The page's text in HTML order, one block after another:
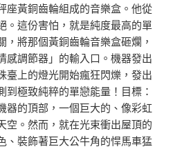
座黃銅齒輪組成的音樂盒。他從
。這份害怕，就是純度最高的單
，將那個黃銅齒輪音樂盒砸爛，
感調節器」的輸入口。機器發出
臺上的燈光開始瘋狂閃爍，發出
到極致純粹的單戀能量！目標：
器的頂部，一個巨大的、像彩虹
空。然而，就在光束衝出屋頂的
、裝飾著巨大公牛角的悍馬車猛